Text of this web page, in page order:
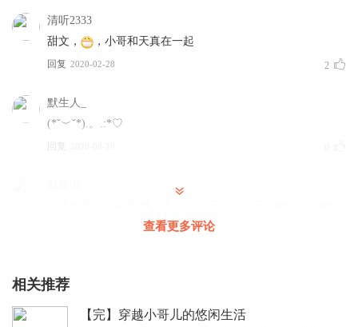
清听2333
甜文，
，小哥和天真在一起
回复 2020-02-28 2
默生人_
(*˘︶˘*).。.:*♡
回复
👏🏼👏🏽👏🏽👏🏽👏🏽👏👏👏👏👏🏾👏🏾👏🏾👏🏾👏🏿👏🏿
查看更多评论
相关推荐
【完】穿越小哥儿的悠闲生活